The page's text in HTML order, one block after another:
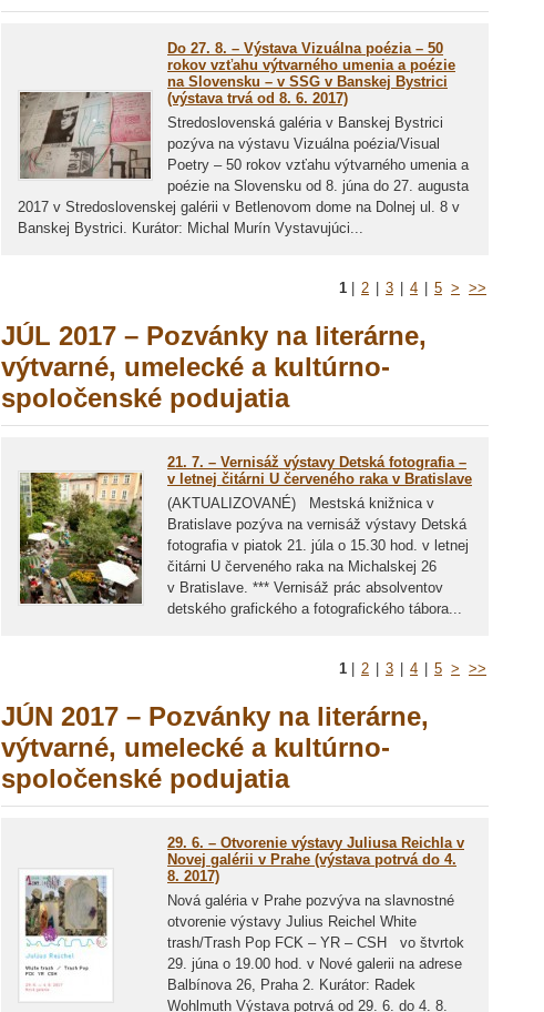
Do 27. 8. – Výstava Vizuálna poézia – 50
rokov vzťahu výtvarného umenia a poézie
na Slovensku – v SSG v Banskej Bystrici
(výstava trvá od 8. 6. 2017)
Stredoslovenská galéria v Banskej Bystrici
pozýva na výstavu Vizuálna poézia/Visual
Poetry – 50 rokov vzťahu výtvarného umenia a
poézie na Slovensku od 8. júna do 27. augusta
2017 v Stredoslovenskej galérii v Betlenovom dome na Dolnej ul. 8 v
Banskej Bystrici. Kurátor: Michal Murín Vystavujúci...
1 2 3 4 5 > >>
JÚL 2017 – Pozvánky na literárne,
výtvarné, umelecké a kultúrno-
spoločenské podujatia
21. 7. – Vernisáž výstavy Detská fotografia –
v letnej čitárni U červeného raka v Bratislave
(AKTUALIZOVANÉ) Mestská knižnica v
Bratislave pozýva na vernisáž výstavy Detská
fotografia v piatok 21. júla o 15.30 hod. v letnej
čitárni U červeného raka na Michalskej 26
v Bratislave. *** Vernisáž prác absolventov
detského grafického a fotografického tábora...
1 2 3 4 5 > >>
JÚN 2017 – Pozvánky na literárne,
výtvarné, umelecké a kultúrno-
spoločenské podujatia
29. 6. – Otvorenie výstavy Juliusa Reichla v
Novej galérii v Prahe (výstava potrvá do 4.
8. 2017)
Nová galéria v Prahe pozvýva na slavnostné
otvorenie výstavy Julius Reichel White
trash/Trash Pop FCK – YR – CSH vo štvrtok
29. júna o 19.00 hod. v Nové galerii na adrese
Balbínova 26, Praha 2. Kurátor: Radek
Wohlmuth Výstava potrvá od 29. 6. do 4. 8.